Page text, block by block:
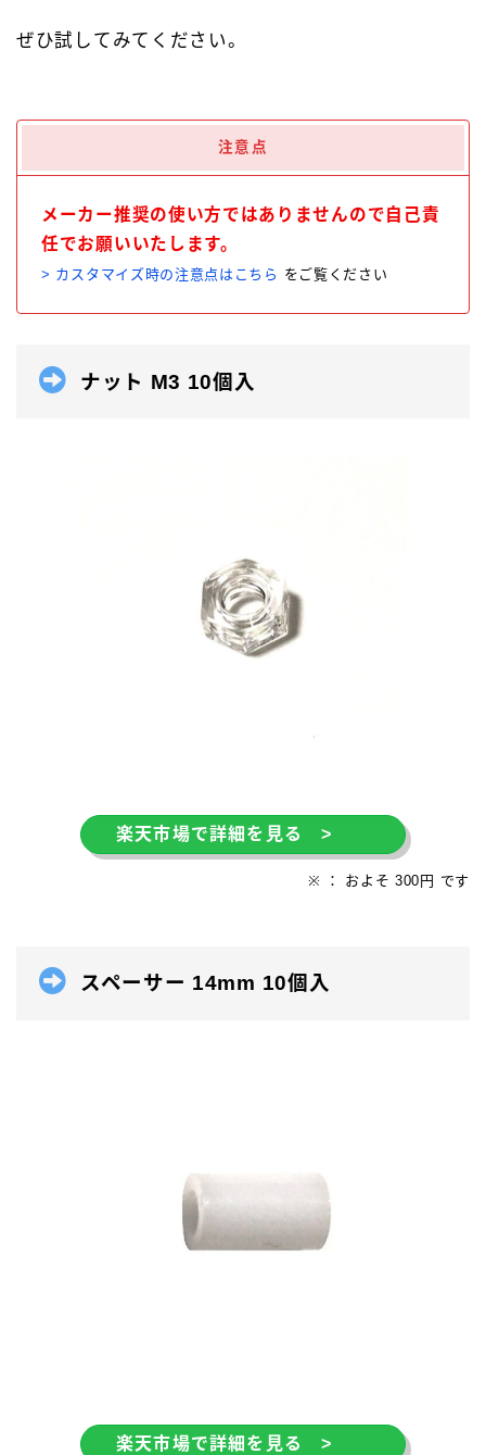
ぜひ試してみてください。
注意点
メーカー推奨の使い方ではありませんので自己責
任でお願いいたします。
> カスタマイズ時の注意点はこちら をご覧ください
ナット M3 10個入
楽天市場で詳細を見る >
※ ： およそ 300円 です
スペーサー 14mm 10個入
楽天市場で詳細を見る >